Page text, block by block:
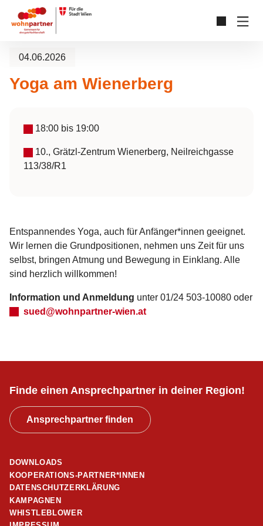
Zum Hauptinhalt springen
Skip to page footer
04.06.2026
Yoga am Wienerberg
18:00 bis 19:00
10., Grätzl-Zentrum Wienerberg, Neilreichgasse
113/38/R1
Entspannendes Yoga, auch für Anfänger*innen geeignet.
Wir lernen die Grundpositionen, nehmen uns Zeit für uns
selbst, bringen Atmung und Bewegung in Einklang. Alle
sind herzlich willkommen!
Information und Anmeldung unter 01/24 503-10080 oder
sued@wohnpartner-wien.at
Finde einen Ansprechpartner in deiner Region!
Ansprechpartner finden
DOWNLOADS
KOOPERATIONS-PARTNER*INNEN
DATENSCHUTZERKLÄRUNG
KAMPAGNEN
WHISTLEBLOWER